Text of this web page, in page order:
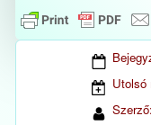
Utolsó
Szerző: